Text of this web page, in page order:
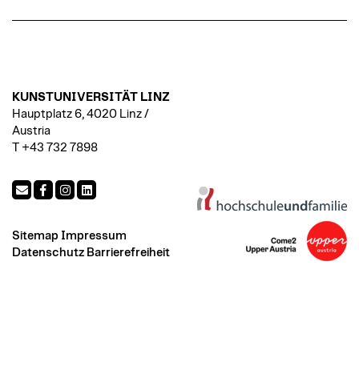
KUNSTUNIVERSITÄT LINZ
Hauptplatz 6, 4020 Linz /
Austria
T +43 732 7898
Sitemap Impressum
Datenschutz Barrierefreiheit